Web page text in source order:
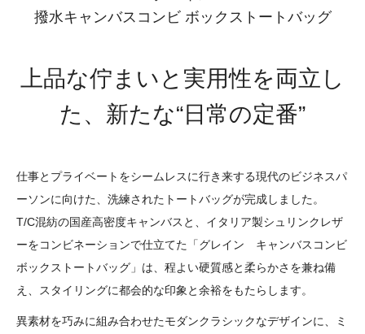
撥水キャンバスコンビ ボックストートバッグ
上品な佇まいと実用性を両立し
た、新たな“日常の定番”
仕事とプライベートをシームレスに行き来する現代のビジネスパ
ーソンに向けた、洗練されたトートバッグが完成しました。
T/C混紡の国産高密度キャンバスと、イタリア製シュリンクレザ
ーをコンビネーションで仕立てた「グレイン キャンバスコンビ
ボックストートバッグ」は、程よい硬質感と柔らかさを兼ね備
え、スタイリングに都会的な印象と余裕をもたらします。
異素材を巧みに組み合わせたモダンクラシックなデザインに、ミ